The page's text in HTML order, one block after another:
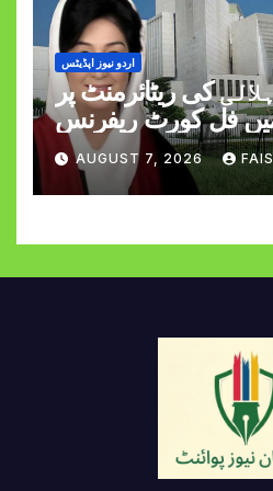
اردو نیوز اپڈیٹس
کی ریٹائرمنٹ پر
فل کورٹ ریفرنس
AUGUST 7, 2026